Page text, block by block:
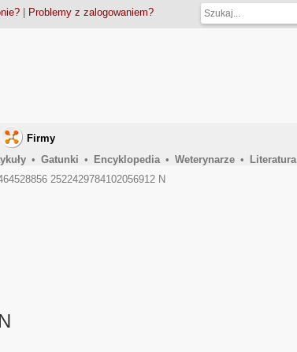
| Problemy z zalogowaniem?
Firmy
• Gatunki • Encyklopedia • Weterynarze • Literatura
2522429784102056912 N